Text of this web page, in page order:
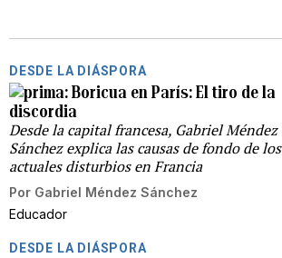
DESDE LA DIÁSPORA
Boricua en París: El tiro de la
discordia
Desde la capital francesa, Gabriel Méndez
Sánchez explica las causas de fondo de los
actuales disturbios en Francia
Por Gabriel Méndez Sánchez
Educador
DESDE LA DIÁSPORA